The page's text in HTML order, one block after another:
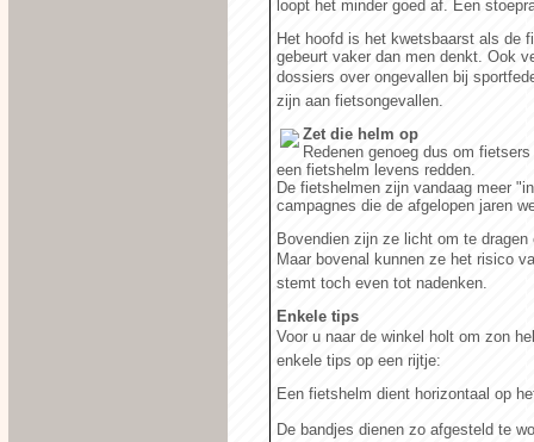
loopt het minder goed af. Een
Het hoofd is het kwetsbaarst als de
gebeurt vaker dan men denkt. Ook
dossiers over ongevallen bij
zijn aan fietsongevallen.
Zet die helm op
Redenen genoeg dus om
een fietshelm levens redden.
De fietshelmen zijn vandaag meer
campagnes die de afgelopen jaren
Bovendien zijn ze licht om te
Maar bovenal kunnen ze het risico
stemt toch even tot nadenken.
Enkele tips
Voor u naar de winkel holt om zon
enkele tips op een rijtje:
Een fietshelm dient horizontaal op
De bandjes dienen zo afgesteld te